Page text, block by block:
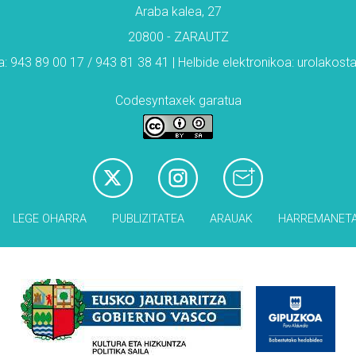
Araba kalea, 27
20800 - ZARAUTZ
943 89 00 17 / 943 81 38 41 | Helbide elektronikoa:
Codesyntaxek garatua
LEGE OHARRA PUBLIZITATEA ARAUAK